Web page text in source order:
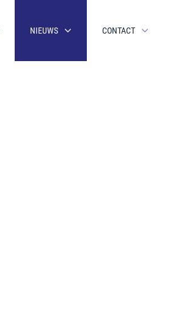
NIEUWS CONTACT